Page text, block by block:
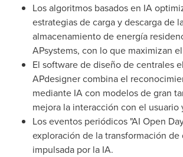
Los algoritmos basados en IA
estrategias de carga y descarga de
almacenamiento de energía
APsystems, con lo que maximizan
El software de diseño de centrales
APdesigner combina el
mediante IA con modelos de gran
mejora la interacción con el usuario
Los eventos periódicos "AI Open
exploración de la transformación de
impulsada por la IA.